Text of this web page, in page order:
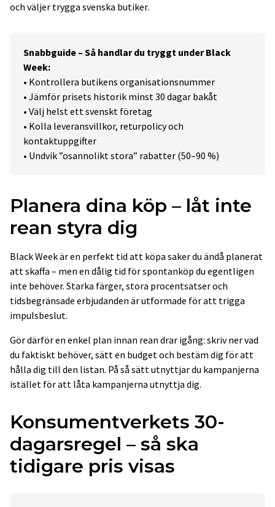
och väljer trygga svenska butiker.
Snabbguide – Så handlar du tryggt under Black
Week:
• Kontrollera butikens organisationsnummer
• Jämför prisets historik minst 30 dagar bakåt
• Välj helst ett svenskt företag
• Kolla leveransvillkor, returpolicy och
kontaktuppgifter
• Undvik ”osannolikt stora” rabatter (50–90 %)
Planera dina köp – låt inte
rean styra dig
Black Week är en perfekt tid att köpa saker du ändå planerat
att skaffa – men en dålig tid för spontanköp du egentligen
inte behöver. Starka färger, stora procentsatser och
tidsbegränsade erbjudanden är utformade för att trigga
impulsbeslut.
Gör därför en enkel plan innan rean drar igång: skriv ner vad
du faktiskt behöver, sätt en budget och bestäm dig för att
hålla dig till den listan. På så sätt utnyttjar du kampanjerna
istället för att låta kampanjerna utnyttja dig.
Konsumentverkets 30-
dagarsregel – så ska
tidigare pris visas